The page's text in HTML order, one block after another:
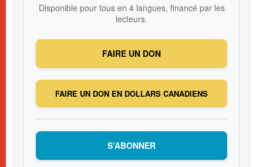
Disponible pour tous en 4 langues, financé par les
lecteurs.
FAIRE UN DON
FAIRE UN DON EN DOLLARS CANADIENS
S’ABONNER